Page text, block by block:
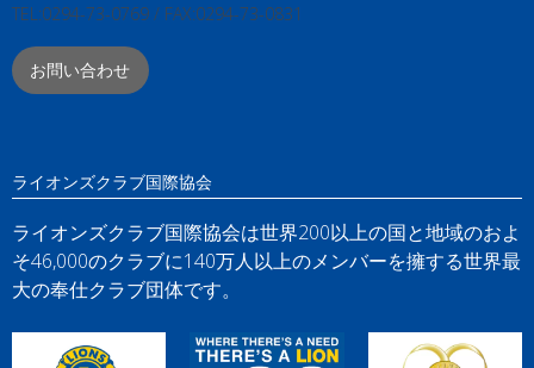
TEL:0294-73-0769 / FAX:0294-73-0831
お問い合わせ
ライオンズクラブ国際協会
ライオンズクラブ国際協会は世界200以上の国と地域のおよ
そ46,000のクラブに140万人以上のメンバーを擁する世界最
大の奉仕クラブ団体です。